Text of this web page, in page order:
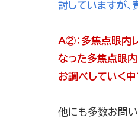
討していますが、
A②： 多焦点眼内
なった多焦点眼内
お調べしていく中
他にも多数お問